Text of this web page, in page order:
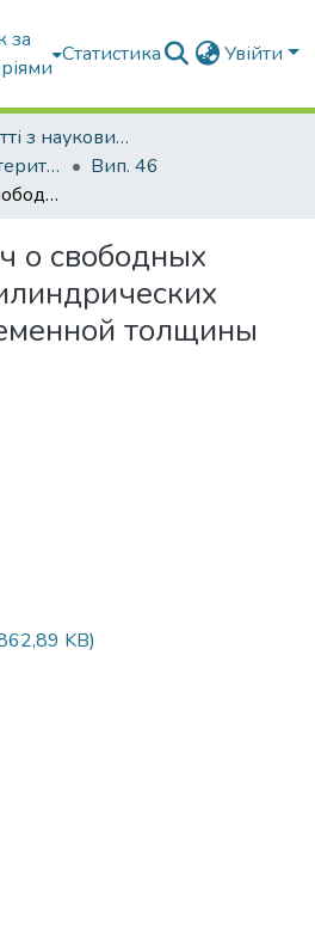
за
Статистика Увійти
Вибрані статті з наукових збірників КНУБА
Містобудування та територіальне планування
Вип. 46
Решение задач о свободных колебаниях цилиндрических оболочек переменной толщины
о свободных
толщины
KB)